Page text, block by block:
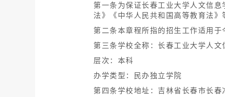
第一条为保证长春工业大学人文信
法》《中华人民共和国高等教育法》
第二条本章程所指的招生工作适用于
第三条学校全称：长春工业大学人文
层次：本科
办学类型：民办独立学院
第四条学校地址：吉林省长春市长